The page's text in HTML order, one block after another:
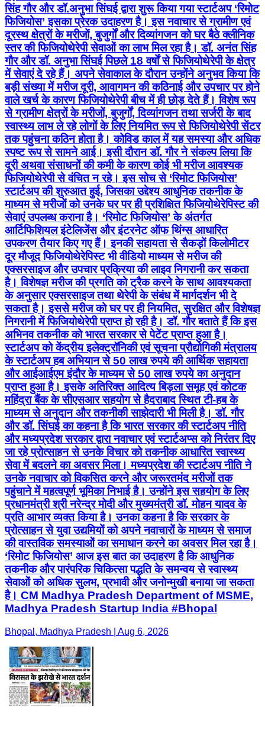
सिंह गौर और डॉ.अनुभा सिंघई द्वारा शुरू किया गया स्टार्टअप ‘रिमोट
फिजियोस’ इसका प्रेरक उदाहरण है। इस नवाचार से ग्रामीण एवं
दूरस्थ क्षेत्रों के मरीजों, बुजुर्गों और दिव्यांगजन को घर बैठे क्लीनिक
स्तर की फिजियोथेरेपी सेवाओं का लाभ मिल रहा है। डॉ. अनंत सिंह
गौर और डॉ. अनुभा सिंघई पिछले 18 वर्षों से फिजियोथेरेपी के क्षेत्र
में सेवाएं दे रहे हैं। अपने सेवाकाल के दौरान उन्होंने अनुभव किया कि
बड़ी संख्या में मरीज दूरी, आवागमन की कठिनाई और उपचार पर होने
वाले खर्च के कारण फिजियोथेरेपी बीच में ही छोड़ देते हैं। विशेष रूप
से ग्रामीण क्षेत्रों के मरीजों, बुजुर्गों, दिव्यांगजन तथा सर्जरी के बाद
स्वास्थ्य लाभ ले रहे लोगों के लिए नियमित रूप से फिजियोथेरेपी सेंटर
तक पहुंचना कठिन होता है। कोविड काल में यह समस्या और अधिक
स्पष्ट रूप से सामने आई। इसी दौरान डॉ. गौर ने संकल्प लिया कि
दूरी अथवा संसाधनों की कमी के कारण कोई भी मरीज आवश्यक
फिजियोथेरेपी से वंचित न रहे। इस सोच से ‘रिमोट फिजियोस’
स्टार्टअप की शुरुआत हुई, जिसका उद्देश्य आधुनिक तकनीक के
माध्यम से मरीजों को उनके घर पर ही प्रशिक्षित फिजियोथेरेपिस्ट की
सेवाएं उपलब्ध कराना है। ‘रिमोट फिजियोस’ के अंतर्गत
आर्टिफिशियल इंटेलिजेंस और इंटरनेट ऑफ थिंग्स आधारित
उपकरण तैयार किए गए हैं। इनकी सहायता से सैकड़ों किलोमीटर
दूर मौजूद फिजियोथेरेपिस्ट भी वीडियो माध्यम से मरीज की
एक्सरसाइज और उपचार प्रक्रिया की लाइव निगरानी कर सकता
है। विशेषज्ञ मरीज की प्रगति को ट्रैक करने के साथ आवश्यकता
के अनुसार एक्सरसाइज तथा थेरेपी के संबंध में मार्गदर्शन भी दे
सकता है। इससे मरीज को घर पर ही नियमित, सुरक्षित और विशेषज्ञ
निगरानी में फिजियोथेरेपी प्राप्त हो रही है। डॉ. गौर बताते हैं कि इस
अभिनव तकनीक को भारत सरकार से पेटेंट प्राप्त हुआ है।
स्टार्टअप को केंद्रीय इलेक्ट्रॉनिकी एवं सूचना प्रौद्योगिकी मंत्रालय
के स्टार्टअप हब अभियान से 50 लाख रुपये की आर्थिक सहायता
और आईआईएम इंदौर के माध्यम से 50 लाख रुपये का अनुदान
प्राप्त हुआ है। इसके अतिरिक्त आदित्य बिड़ला समूह एवं कोटक
महिंद्रा बैंक के सीएसआर सहयोग से हैदराबाद स्थित टी-हब के
माध्यम से अनुदान और तकनीकी साझेदारी भी मिली है। डॉ. गौर
और डॉ. सिंघई का कहना है कि भारत सरकार की स्टार्टअप नीति
और मध्यप्रदेश सरकार द्वारा नवाचार एवं स्टार्टअप्स को निरंतर दिए
जा रहे प्रोत्साहन से उनके विचार को तकनीक आधारित स्वास्थ्य
सेवा में बदलने का अवसर मिला। मध्यप्रदेश की स्टार्टअप नीति ने
उनके नवाचार को विकसित करने और जरूरतमंद मरीजों तक
पहुंचाने में महत्वपूर्ण भूमिका निभाई है। उन्होंने इस सहयोग के लिए
प्रधानमंत्री श्री नरेन्द्र मोदी और मुख्यमंत्री डॉ. मोहन यादव के
प्रति आभार व्यक्त किया है। उनका कहना है कि सरकार के
प्रोत्साहन से युवा उद्यमियों को अपने नवाचारों के माध्यम से समाज
की वास्तविक समस्याओं का समाधान करने का अवसर मिल रहा है।
‘रिमोट फिजियोस’ आज इस बात का उदाहरण है कि आधुनिक
तकनीक और पारंपरिक चिकित्सा पद्धति के समन्वय से स्वास्थ्य
सेवाओं को अधिक सुलभ, प्रभावी और जनोन्मुखी बनाया जा सकता
है। CM Madhya Pradesh Department of MSME,
Madhya Pradesh Startup India #Bhopal
Bhopal, Madhya Pradesh | Aug 6, 2026